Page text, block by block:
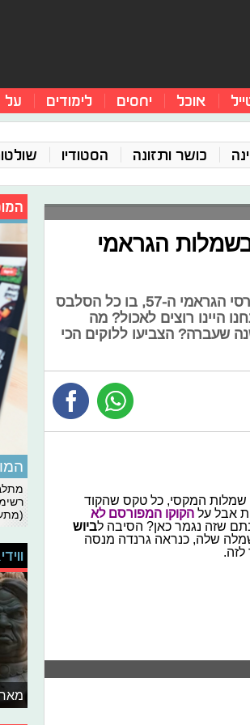
אוכל יחסים לימודים על
כושר ותזונה הסטודיו
בשמלות הגראמי
השבוע בפינה - אמש בין יום ראשון לשני, נערך טקס פרסי הגראמי ה-57, בו כל הסלבס
היינו רוצים לאכול? מה
שעברה? הצביעו ללוקים הכי
שמלות המקסי, כל טקס שהקוד
אבל על הקוקו המפורסם לא
שזה נגמר כאן? הסיבה לביוש
שלה, כנראה גרנדה מנסה
לזה.